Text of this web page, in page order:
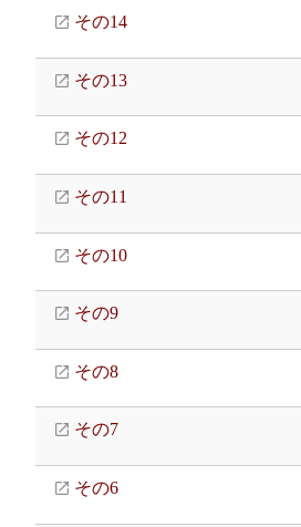
その14
その13
その12
その11
その10
その9
その8
その7
その6